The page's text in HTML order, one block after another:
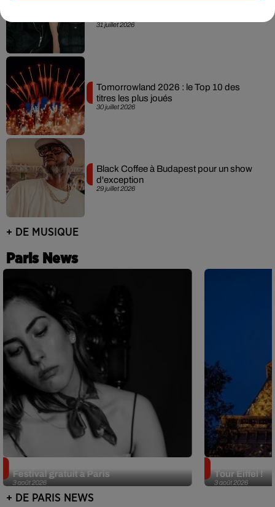
31 juillet 2026
30 juillet 2026
Tomorrowland 2026 : le Top 10 des
titres les plus joués
29 juillet 2026
Black Coffee à Budapest pour un show
d'exception
+ DE MUSIQUE
Paris News
3 août 2026
Festival gratuit à Paris
3 août 2026
Tour Eiffel !
+ DE PARIS NEWS